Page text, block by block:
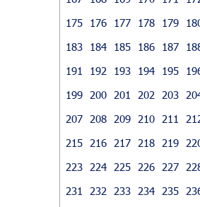
175
176 177 178 179
183
184 185 186 187
191
192 193 194 195
199
200 201 202 203
207
208 209 210 211
215
216 217 218 219
223
224 225 226 227
231
232 233 234 235